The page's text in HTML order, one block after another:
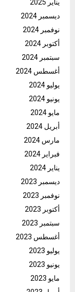
يناير 2025
ديسمبر 2024
نوفمبر 2024
أكتوبر 2024
سبتمبر 2024
أغسطس 2024
يوليو 2024
يونيو 2024
مايو 2024
أبريل 2024
مارس 2024
فبراير 2024
يناير 2024
ديسمبر 2023
نوفمبر 2023
أكتوبر 2023
سبتمبر 2023
أغسطس 2023
يوليو 2023
يونيو 2023
مايو 2023